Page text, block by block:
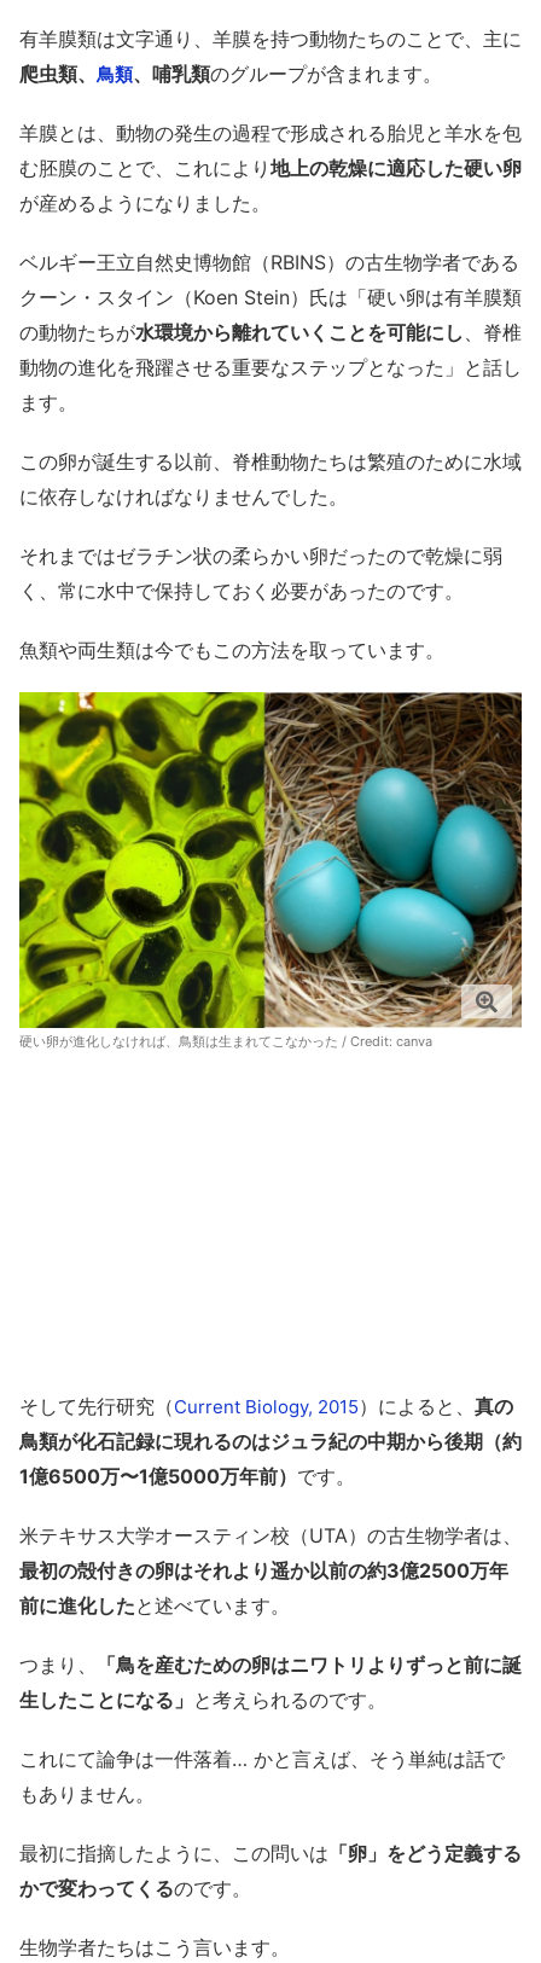
有羊膜類は文字通り、羊膜を持つ動物たちのことで、主に
爬虫類、 鳥類、哺乳類のグループが含まれます。
羊膜とは、動物の発生の過程で形成される胎児と羊水を包
む胚膜のことで、これにより 地上の乾燥に適応した硬い卵
が産めるようになりました。
ベルギー王立自然史博物館（RBINS）の古生物学者である
クーン・スタイン（Koen Stein）氏は「硬い卵は有羊膜類
の動物たちが水環境から離れていくことを可能にし 、脊椎
動物の進化を飛躍させる重要なステップとなった」と話し
ます。
この卵が誕生する以前、脊椎動物たちは繁殖のために水域
に依存しなければなりませんでした。
それまではゼラチン状の柔らかい卵だったので乾燥に弱
く、常に水中で保持しておく必要があったのです。
魚類や両生類は今でもこの方法を取っています。
硬い卵が進化しなければ、鳥類は生まれてこなかった / Credit: canva
そして先行研究（Current Biology, 2015）によると、 真の
鳥類が化石記録に現れるのはジュラ紀の中期から後期（約
1億6500万〜1億5000万年前） です。
米テキサス大学オースティン校（UTA）の古生物学者は、
最初の殻付きの卵はそれより遥か以前の約3億2500万年
前に進化したと述べています。
つまり、
「鳥を産むための卵はニワトリよりずっと前に誕
生したことになる」 と考えられるのです。
これにて論争は一件落着… かと言えば、そう単純は話で
もありません。
最初に指摘したように、この問いは 「卵」をどう定義する
かで変わってくるのです。
生物学者たちはこう言います。